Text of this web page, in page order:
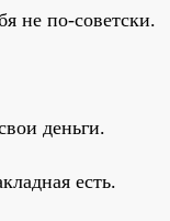
не по-советски.
деньги.
есть.